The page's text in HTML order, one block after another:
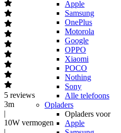
Apple
Samsung
OnePlus
Motorola
Google
OPPO
Xiaomi
POCO
Nothing
Sony
Alle telefoons
Opladers
Opladers voor
Apple
5 reviews
3m
|
10W vermogen